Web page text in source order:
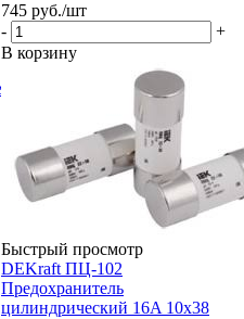
745 руб./шт
-
+
В корзину
Быстрый просмотр
DEKraft ПЦ-102
Предохранитель
цилиндрический 16A 10x38